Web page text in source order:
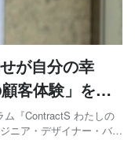
が自分の幸
客体験」を提
ム『ContractS わたしの
ニア・デザイナー・バッ